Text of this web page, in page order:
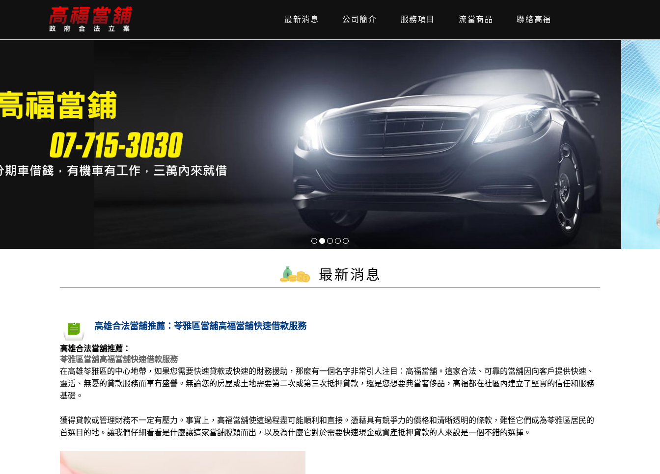
最新消息 公司簡介 服務項目 流當商品 聯絡高福
最新消息
高雄合法當舖推薦：苓雅區當舖高福當舖快速借款服務
高雄合法當舖推薦：
苓雅區當舖高福當舖快速借款服務
在高雄苓雅區的中心地帶，如果您需要快速貸款或快速的財務援助，那麼有一個名字非常引人注目：高福當舖。這家合法、可靠的當舖因向客戶提供快速、
靈活、無憂的貸款服務而享有盛譽。無論您的房屋或土地需要第二次或第三次抵押貸款，還是您想要典當奢侈品，高福都在社區內建立了堅實的信任和服務
基礎。
獲得貸款或管理財務不一定有壓力。事實上，高福當舖使這過程盡可能順利和直接。憑藉具有競爭力的價格和清晰透明的條款，難怪它們成為苓雅區居民的
首選目的地。讓我們仔細看看是什麼讓這家當舖脫穎而出，以及為什麼它對於需要快速現金或資產抵押貸款的人來說是一個不錯的選擇。